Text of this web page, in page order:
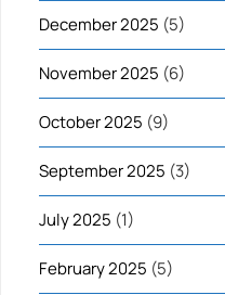
December 2025 (5)
November 2025 (6)
October 2025 (9)
September 2025 (3)
July 2025 (1)
February 2025 (5)